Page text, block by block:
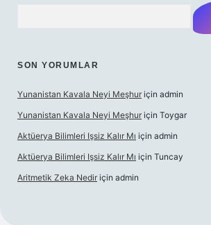
SON YORUMLAR
Yunanistan Kavala Neyi Meşhur için admin
Yunanistan Kavala Neyi Meşhur için Toygar
Aktüerya Bilimleri Işsiz Kalır Mı için admin
Aktüerya Bilimleri Işsiz Kalır Mı için Tuncay
Aritmetik Zeka Nedir için admin